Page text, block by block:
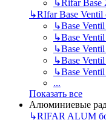
↳Rifar Base
↳RIfar Base
↳Base
↳Base
↳Base
↳Base
↳Base
...
Показать все
Алюминиевые
↳RIFAR ALUM